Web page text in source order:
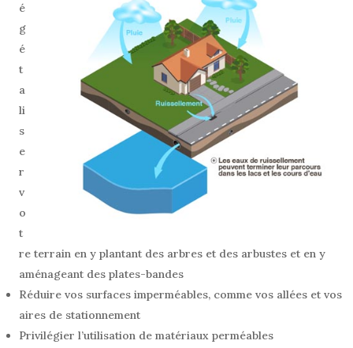
é
g
é
t
a
li
s
e
r
v
o
t
re terrain en y plantant des arbres et des arbustes et en y
aménageant des plates-bandes
Réduire vos surfaces imperméables, comme vos allées et vos
aires de stationnement
Privilégier l’utilisation de matériaux perméables